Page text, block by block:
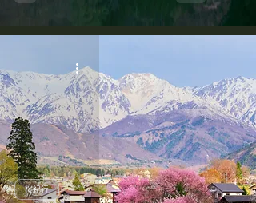
桜紀行